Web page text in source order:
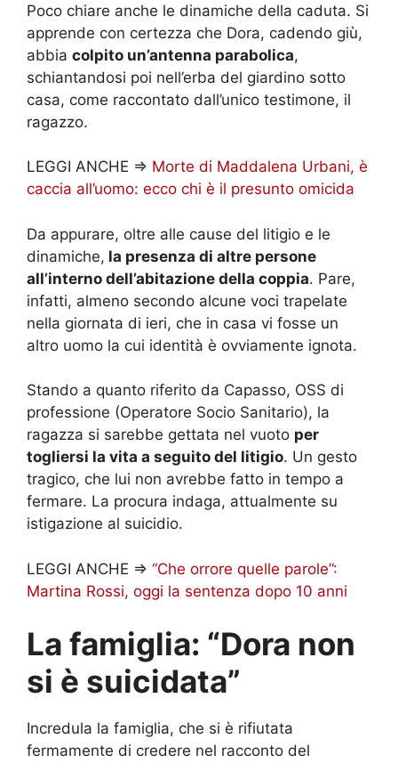
Poco chiare anche le dinamiche della caduta. Si
apprende con certezza che Dora, cadendo giù,
abbia colpito un’antenna parabolica,
schiantandosi poi nell’erba del giardino sotto
casa, come raccontato dall’unico testimone, il
ragazzo.
LEGGI ANCHE => Morte di Maddalena Urbani, è
caccia all’uomo: ecco chi è il presunto omicida
Da appurare, oltre alle cause del litigio e le
dinamiche, la presenza di altre persone
all’interno dell’abitazione della coppia. Pare,
infatti, almeno secondo alcune voci trapelate
nella giornata di ieri, che in casa vi fosse un
altro uomo la cui identità è ovviamente ignota.
Stando a quanto riferito da Capasso, OSS di
professione (Operatore Socio Sanitario), la
ragazza si sarebbe gettata nel vuoto per
togliersi la vita a seguito del litigio. Un gesto
tragico, che lui non avrebbe fatto in tempo a
fermare. La procura indaga, attualmente su
istigazione al suicidio.
LEGGI ANCHE => “Che orrore quelle parole”:
Martina Rossi, oggi la sentenza dopo 10 anni
La famiglia: “Dora non
si è suicidata”
Incredula la famiglia, che si è rifiutata
fermamente di credere nel racconto del